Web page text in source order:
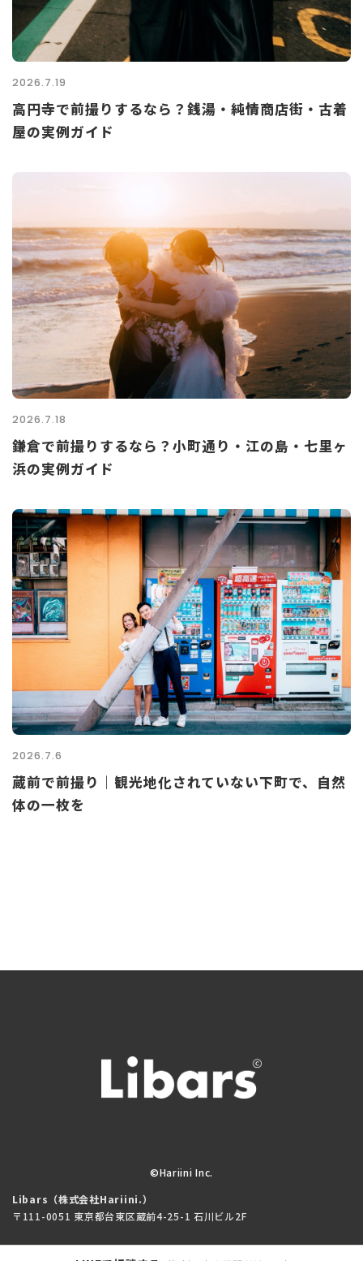
2026.7.19
高円寺で前撮りするなら？銭湯・純情商店街・古着
屋の実例ガイド
2026.7.18
鎌倉で前撮りするなら？小町通り・江の島・七里ヶ
浜の実例ガイド
2026.7.6
蔵前で前撮り｜観光地化されていない下町で、自然
体の一枚を
©Hariini Inc.
Libars（株式会社Hariini.）
〒111-0051 東京都台東区蔵前4-25-1 石川ビル2F